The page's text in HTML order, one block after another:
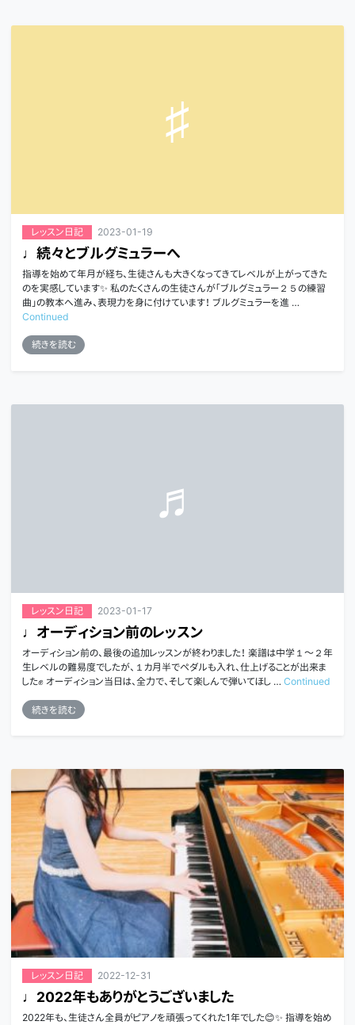
レッスン日記 2023-01-19
♩続々とブルグミュラーへ
指導を始めて年月が経ち、生徒さんも大きくなってきてレベルが上がってきた
のを実感しています✨ 私のたくさんの生徒さんが「ブルグミュラー２５の練習
曲」の教本へ進み、表現力を身に付けています！ ブルグミュラーを進 …
Continued
続きを読む
レッスン日記 2023-01-17
♩オーディション前のレッスン
オーディション前の、最後の追加レッスンが終わりました！ 楽譜は中学１～２年
生レベルの難易度でしたが、１カ月半でペダルも入れ、仕上げることが出来ま
した✊ オーディション当日は、全力で、そして楽しんで弾いてほし … Continued
続きを読む
レッスン日記 2022-12-31
♩2022年もありがとうございました
2022年も、生徒さん全員がピアノを頑張ってくれた1年でした😊✨ 指導を始め